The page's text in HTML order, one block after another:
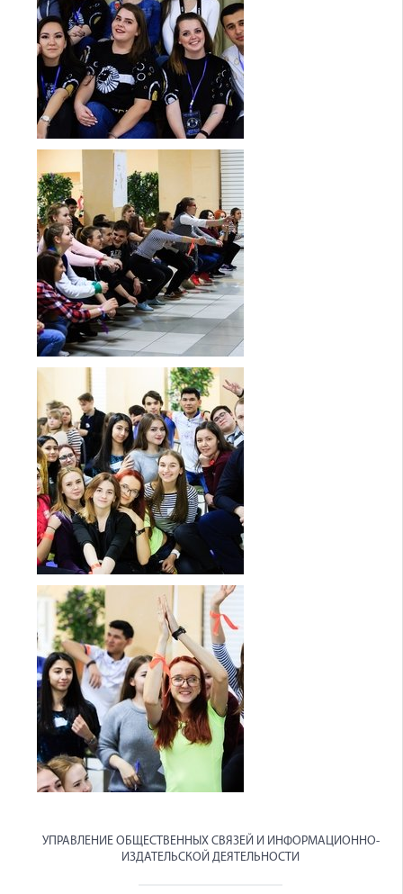
УПРАВЛЕНИЕ ОБЩЕСТВЕННЫХ СВЯЗЕЙ И ИНФОРМАЦИОННО-
ИЗДАТЕЛЬСКОЙ ДЕЯТЕЛЬНОСТИ